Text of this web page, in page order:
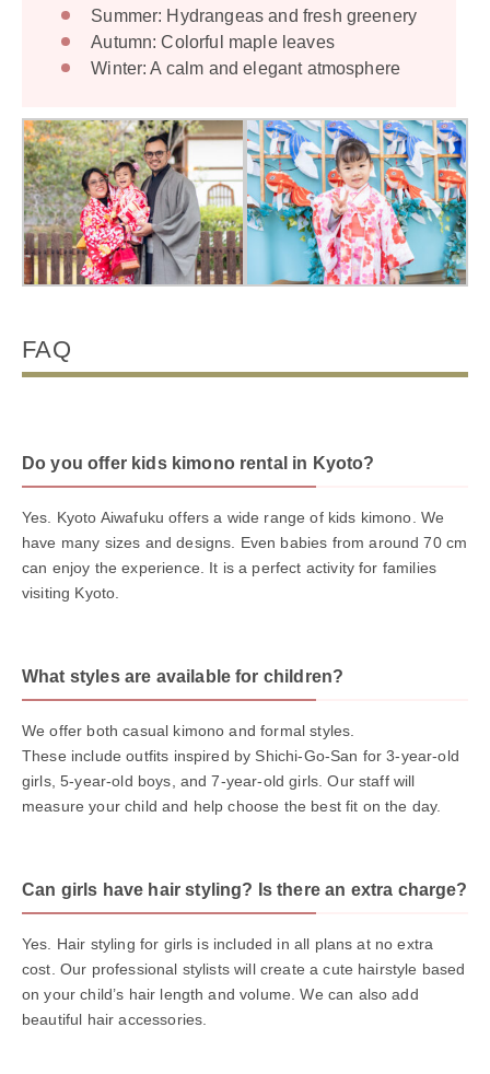
Summer: Hydrangeas and fresh greenery
Autumn: Colorful maple leaves
Winter: A calm and elegant atmosphere
FAQ
Do you offer kids kimono rental in Kyoto?
Yes. Kyoto Aiwafuku offers a wide range of kids kimono. We
have many sizes and designs. Even babies from around 70 cm
can enjoy the experience. It is a perfect activity for families
visiting Kyoto.
What styles are available for children?
We offer both casual kimono and formal styles.
These include outfits inspired by Shichi-Go-San for 3-year-old
girls, 5-year-old boys, and 7-year-old girls. Our staff will
measure your child and help choose the best fit on the day.
Can girls have hair styling? Is there an extra charge?
Yes. Hair styling for girls is included in all plans at no extra
cost. Our professional stylists will create a cute hairstyle based
on your child’s hair length and volume. We can also add
beautiful hair accessories.